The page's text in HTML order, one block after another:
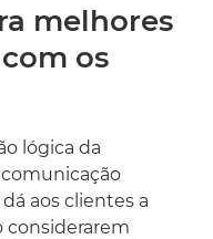
melhores
os
lógica da
aos clientes a
considerarem